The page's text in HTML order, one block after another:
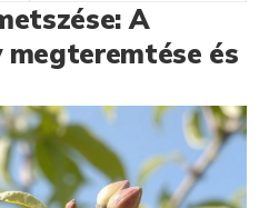
A
és